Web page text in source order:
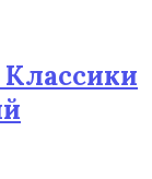
Классики